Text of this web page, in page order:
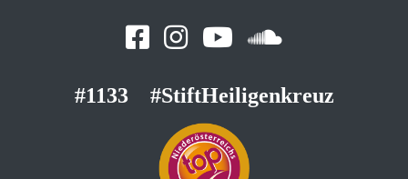
#1133 #StiftHeiligenkreuz